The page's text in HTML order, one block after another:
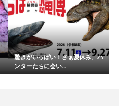
驚きがいっぱい！さぁ夏休み、ハ
ンターたちに会い...